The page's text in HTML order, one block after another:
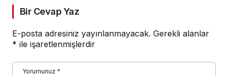
Bir Cevap Yaz
E-posta adresiniz yayınlanmayacak. Gerekli alanlar
* ile işaretlenmişlerdir
Yorumunuz *